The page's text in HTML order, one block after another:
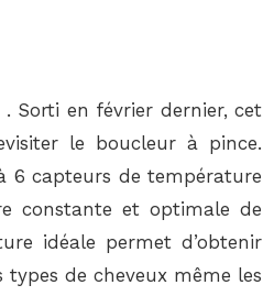
. Sorti en février dernier, cet
le boucleur à pince.
6 capteurs de température
constante et optimale de
idéale permet d’obtenir
de cheveux même les